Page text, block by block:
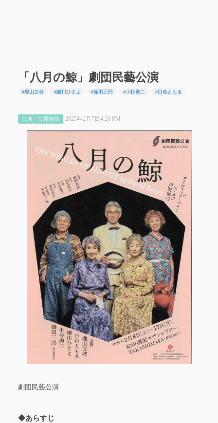
「八月の鯨」劇団民藝公演
#樫山文枝 #細川ひさよ #篠田三郎 #小杉勇二 #日色ともゑ
公演・公開情報 2025年2月7日4:20 PM
劇団民藝公演
◆あらすじ